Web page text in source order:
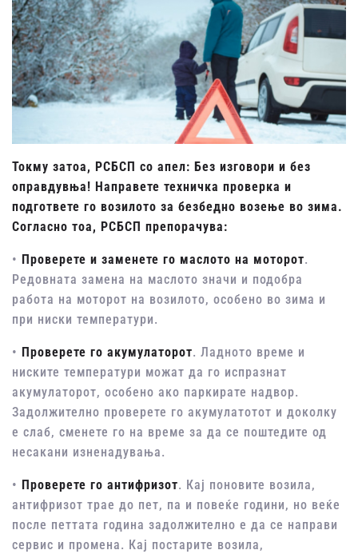
Токму затоа, РСБСП со апел: Без изговори и без
оправдувња! Направете техничка проверка и
подгответе го возилото за безбедно возење во зима.
Согласно тоа, РСБСП препорачува:
• Проверете и заменете го маслото на моторот.
Редовната замена на маслото значи и подобра
работа на моторот на возилото, особено во зима и
при ниски температури.
• Проверете го акумулаторот. Ладното време и
ниските температури можат да го испразнат
акумулаторот, особено ако паркирате надвор.
Задолжително проверете го акумулатотот и доколку
е слаб, сменете го на време за да се поштедите од
несакани изненадувања.
• Проверете го антифризот. Кај поновите возила,
антифризот трае до пет, па и повеќе години, но веќе
после петтата година задолжително е да се направи
сервис и промена. Кај постарите возила,